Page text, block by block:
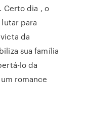
Certo dia , o
para
da
sua família
lo da
romance